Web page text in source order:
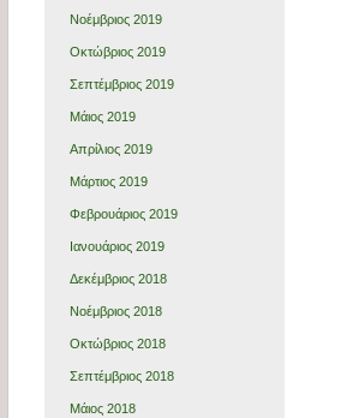
Νοέμβριος 2019
Οκτώβριος 2019
Σεπτέμβριος 2019
Μάιος 2019
Απρίλιος 2019
Μάρτιος 2019
Φεβρουάριος 2019
Ιανουάριος 2019
Δεκέμβριος 2018
Νοέμβριος 2018
Οκτώβριος 2018
Σεπτέμβριος 2018
Μάιος 2018